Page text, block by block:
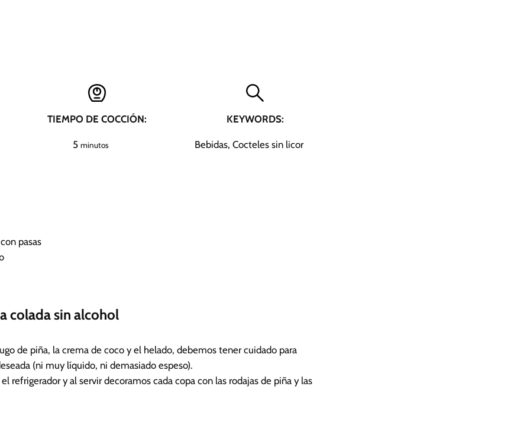
TIEMPO DE COCCIÓN:
5m
minutos
KEYWORDS:
Bebidas, Cocteles sin licor
pasas
colada sin alcohol
de piña, la crema de coco y el helado, debemos tener cuidado para
(ni muy líquido, ni demasiado espeso).
refrigerador y al servir decoramos cada copa con las rodajas de piña y las